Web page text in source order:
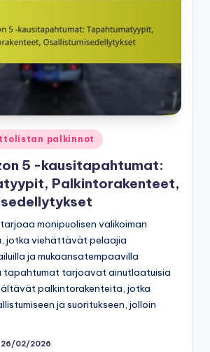
palkinnot
5 -kausitapahtumat:
Palkintorakenteet,
monipuolisen valikoiman
jotka viehättävät pelaajia
ja mukaansatempaavilla
tapahtumat tarjoavat ainutlaatuisia
palkintorakenteita, jotka
ja suoritukseen, jolloin
26/02/2026